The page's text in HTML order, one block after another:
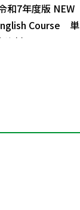
和7年度版 NEW
Course 単
資料